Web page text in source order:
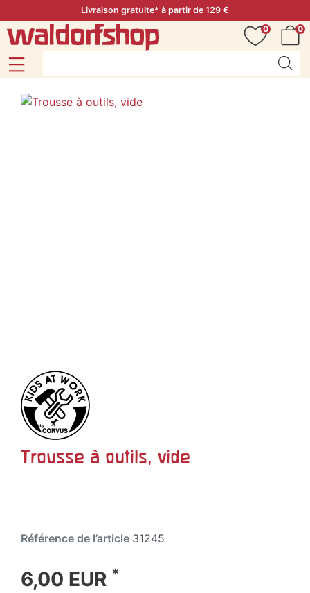
Livraison gratuite* à partir de 129 €
0
0
Trousse à outils, vide
Référence de l’article 31245
6,00 EUR *